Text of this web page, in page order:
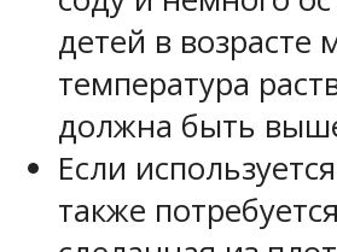
детей в возрасте
температура
должна быть
Если
также